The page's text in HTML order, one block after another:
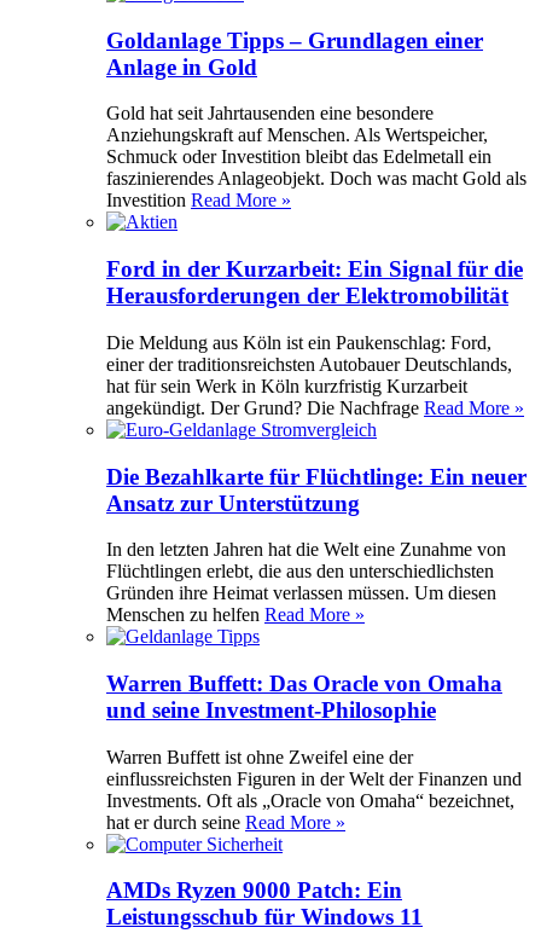
Goldanlage Tipps – Grundlagen einer
Anlage in Gold
Gold hat seit Jahrtausenden eine besondere
Anziehungskraft auf Menschen. Als Wertspeicher,
Schmuck oder Investition bleibt das Edelmetall ein
faszinierendes Anlageobjekt. Doch was macht Gold als
Investition Read More »
Ford in der Kurzarbeit: Ein Signal für die
Herausforderungen der Elektromobilität
Die Meldung aus Köln ist ein Paukenschlag: Ford,
einer der traditionsreichsten Autobauer Deutschlands,
hat für sein Werk in Köln kurzfristig Kurzarbeit
angekündigt. Der Grund? Die Nachfrage Read More »
Die Bezahlkarte für Flüchtlinge: Ein neuer
Ansatz zur Unterstützung
In den letzten Jahren hat die Welt eine Zunahme von
Flüchtlingen erlebt, die aus den unterschiedlichsten
Gründen ihre Heimat verlassen müssen. Um diesen
Menschen zu helfen Read More »
Warren Buffett: Das Oracle von Omaha
und seine Investment-Philosophie
Warren Buffett ist ohne Zweifel eine der
einflussreichsten Figuren in der Welt der Finanzen und
Investments. Oft als „Oracle von Omaha“ bezeichnet,
hat er durch seine Read More »
AMDs Ryzen 9000 Patch: Ein
Leistungsschub für Windows 11